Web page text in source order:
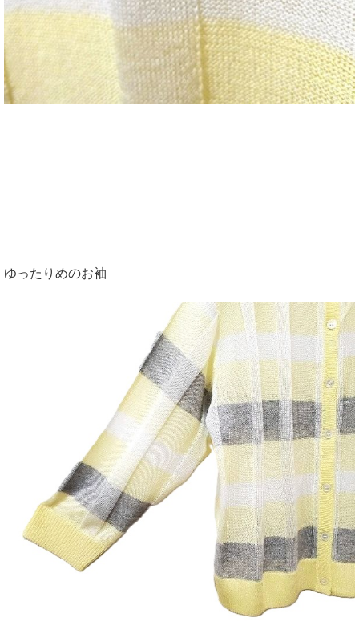
ゆったりめのお袖